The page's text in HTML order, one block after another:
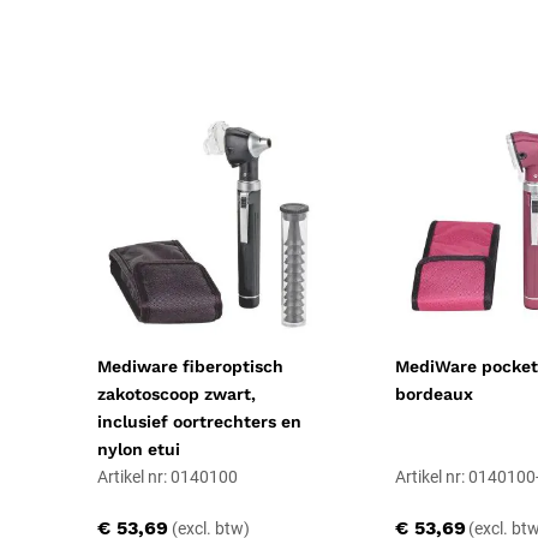
Medische instrumenten
Mediware fiberoptisch
zakotoscoop zwart,
inclusief oortrechters en
nylon etui
Artikel nr: 0140100
€ 53,69
MediWare
bordeaux
Artikel nr:
€ 53,69